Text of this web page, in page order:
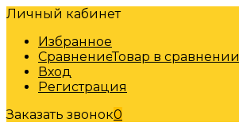
Личный кабинет
Избранное
СравнениеТовар в сравнении
Вход
Регистрация
Заказать звонок0